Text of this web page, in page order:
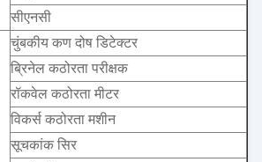
सीएनसी
चुंबकीय कण दोष डिटेक्टर
ब्रिनेल कठोरता परीक्षक
रॉकवेल कठोरता मीटर
विकर्स कठोरता मशीन
सूचकांक सिर